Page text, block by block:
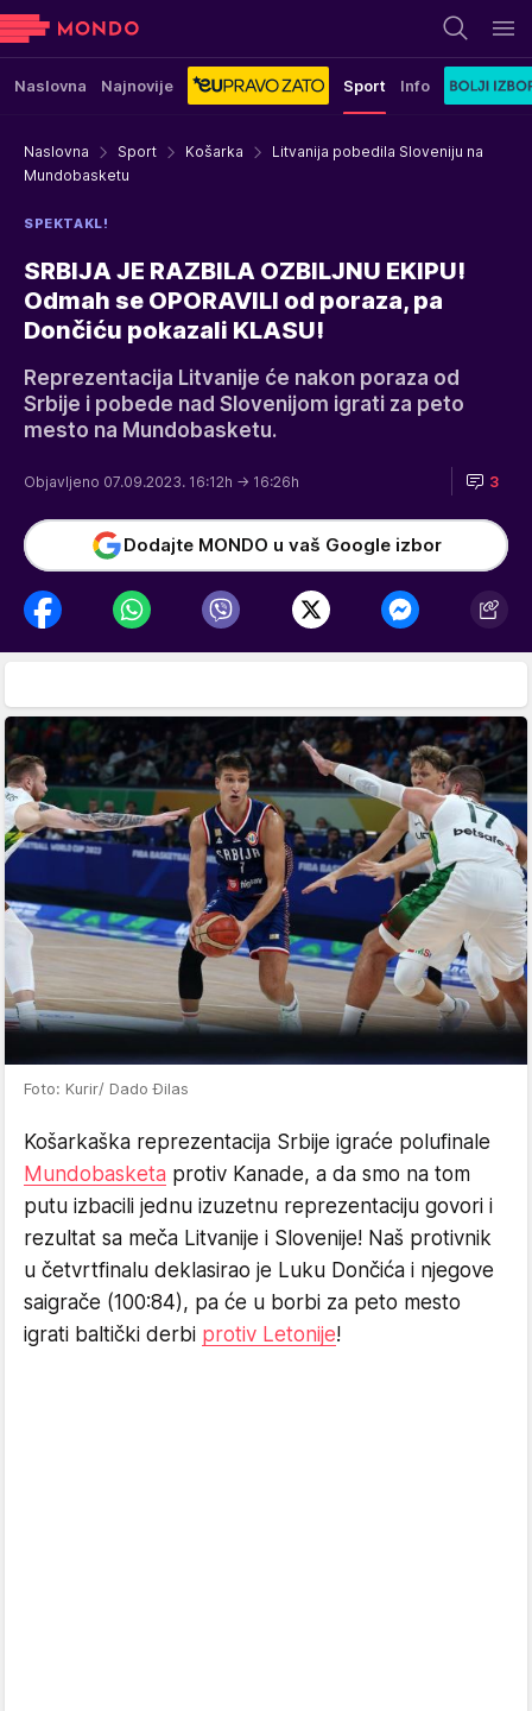
Naslovna Najnovije Sport Info
Naslovna Sport Košarka
Litvanija pobedila Sloveniju na
Mundobasketu
SPEKTAKL!
SRBIJA JE RAZBILA OZBILJNU EKIPU!
Odmah se OPORAVILI od poraza, pa
Dončiću pokazali KLASU!
Reprezentacija Litvanije će nakon poraza od
Srbije i pobede nad Slovenijom igrati za peto
mesto na Mundobasketu.
Objavljeno 07.09.2023. 16:12h → 16:26h 3
Dodajte MONDO u vaš Google izbor
Foto: Kurir/ Dado Đilas
Košarkaška reprezentacija Srbije igraće polufinale
Mundobasketa protiv Kanade, a da smo na tom
putu izbacili jednu izuzetnu reprezentaciju govori i
rezultat sa meča Litvanije i Slovenije! Naš protivnik
u četvrtfinalu deklasirao je Luku Dončića i njegove
saigrače (100:84), pa će u borbi za peto mesto
igrati baltički derbi protiv Letonije!